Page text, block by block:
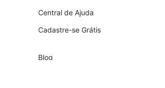
Central de Ajuda
Cadastre-se Grátis
Blog